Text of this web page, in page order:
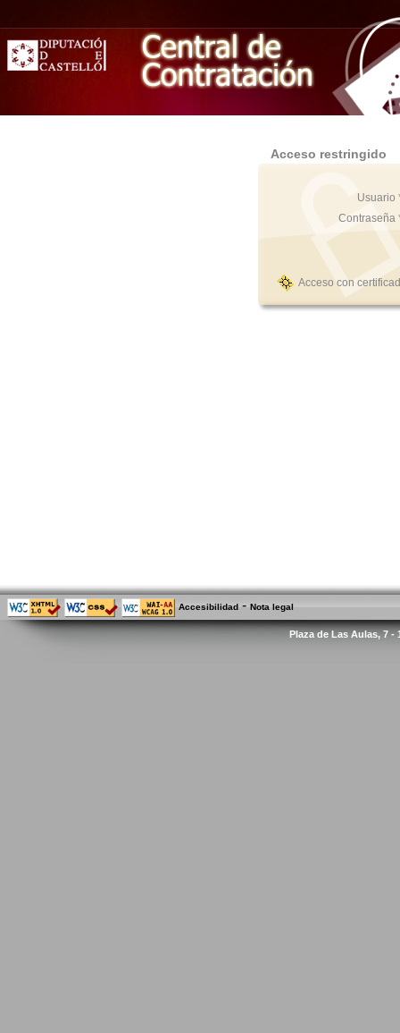
Acceso restringido
Usuario
Contraseña
Acceso con
Accesibilidad - Nota legal
Plaza de Las Aulas, 7 -